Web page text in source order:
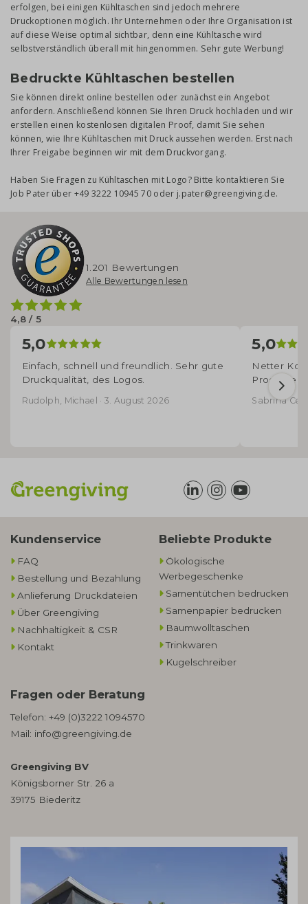
erfolgen, bei einigen Kühltaschen sind jedoch mehrere
Druckoptionen möglich. Ihr Unternehmen oder Ihre Organisation ist
auf diese Weise optimal sichtbar, denn eine Kühltasche wird
selbstverständlich überall mit hingenommen. Sehr gute Werbung!
Bedruckte Kühltaschen bestellen
Sie können direkt online bestellen oder zunächst ein Angebot
anfordern. Anschließend können Sie Ihren Druck hochladen und wir
erstellen einen kostenlosen digitalen Proof, damit Sie sehen
können, wie Ihre Kühltaschen mit Druck aussehen werden. Erst nach
Ihrer Freigabe beginnen wir mit dem Druckvorgang.
Haben Sie Fragen zu Kühltaschen mit Logo? Bitte kontaktieren Sie
Job Pater über +49 3222 10945 70 oder j.pater@greengiving.de.
4,8 / 5
1.201 Bewertungen
Alle Bewertungen lesen
5,0
Einfach, schnell und freundlich. Sehr gute
Druckqualität, des Logos.
Rudolph, Michael · 3. August 2026
5,0
Netter
Produkte -
Sabrina
Kundenservice
FAQ
Bestellung und Bezahlung
Anlieferung Druckdateien
Über Greengiving
Nachhaltigkeit & CSR
Kontakt
Beliebte Produkte
Ökologische
Werbegeschenke​
Samentütchen bedrucken
Samenpapier bedrucken
Baumwolltaschen​
Trinkwaren
Kugelschreiber
Fragen oder Beratung
Telefon: +49 (0)3222 1094570
Mail: info@greengiving.de
Greengiving BV
Königsborner Str. 26 a
39175 Biederitz